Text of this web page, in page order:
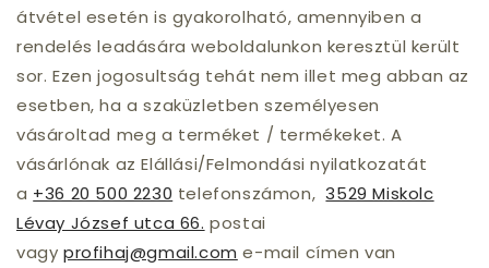
átvétel esetén is gyakorolható, amennyiben a
rendelés leadására weboldalunkon keresztül került
sor. Ezen jogosultság tehát nem illet meg abban az
esetben, ha a szaküzletben személyesen
vásároltad meg a terméket / termékeket. A
vásárlónak az Elállási/Felmondási nyilatkozatát
a +36 20 500 2230 telefonszámon,3529 Miskolc
Lévay József utca 66. postai
vagy profihaj@gmail.com e-mail címen van